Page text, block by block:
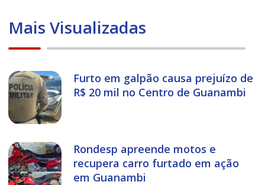
Mais Visualizadas
Furto em galpão causa prejuízo de
R$ 20 mil no Centro de Guanambi
Rondesp apreende motos e
recupera carro furtado em ação
em Guanambi